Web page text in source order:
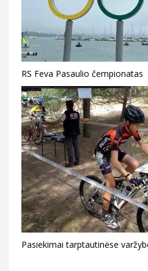
RS Feva Pasaulio čempionatas
Pasiekimai tarptautinėse